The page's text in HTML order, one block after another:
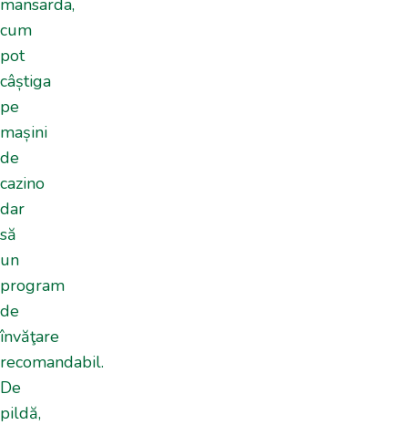
cum
pot
câștiga
pe
mașini
de
cazino
dar
să
un
program
de
învăţare
recomandabil.
De
pildă,